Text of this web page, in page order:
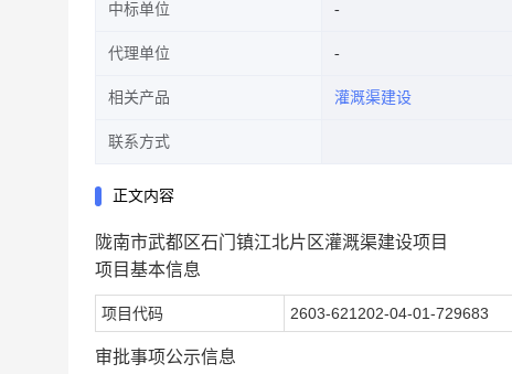
中标单位
代理单位
相关产品 灌溉渠建设
联系方式
正文内容
陇南市武都区石门镇江北片区灌溉渠建设项目
项目基本信息
项目代码 2603-621202-04-01-729683
审批事项公示信息